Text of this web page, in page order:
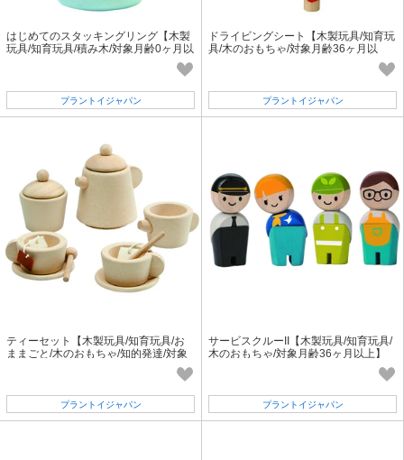
はじめてのスタッキングリング【木製
玩具/知育玩具/積み木/対象月齢0ヶ月以
プラントイジャパン
ドライビングシート【木製玩具/知育玩
具/木のおもちゃ/対象月齢36ヶ月以
プラントイジャパン
ティーセット【木製玩具/知育玩具/お
ままごと/木のおもちゃ/知的発達/対象
プラントイジャパン
サービスクルーII【木製玩具/知育玩具/
木のおもちゃ/対象月齢36ヶ月以上】
プラントイジャパン